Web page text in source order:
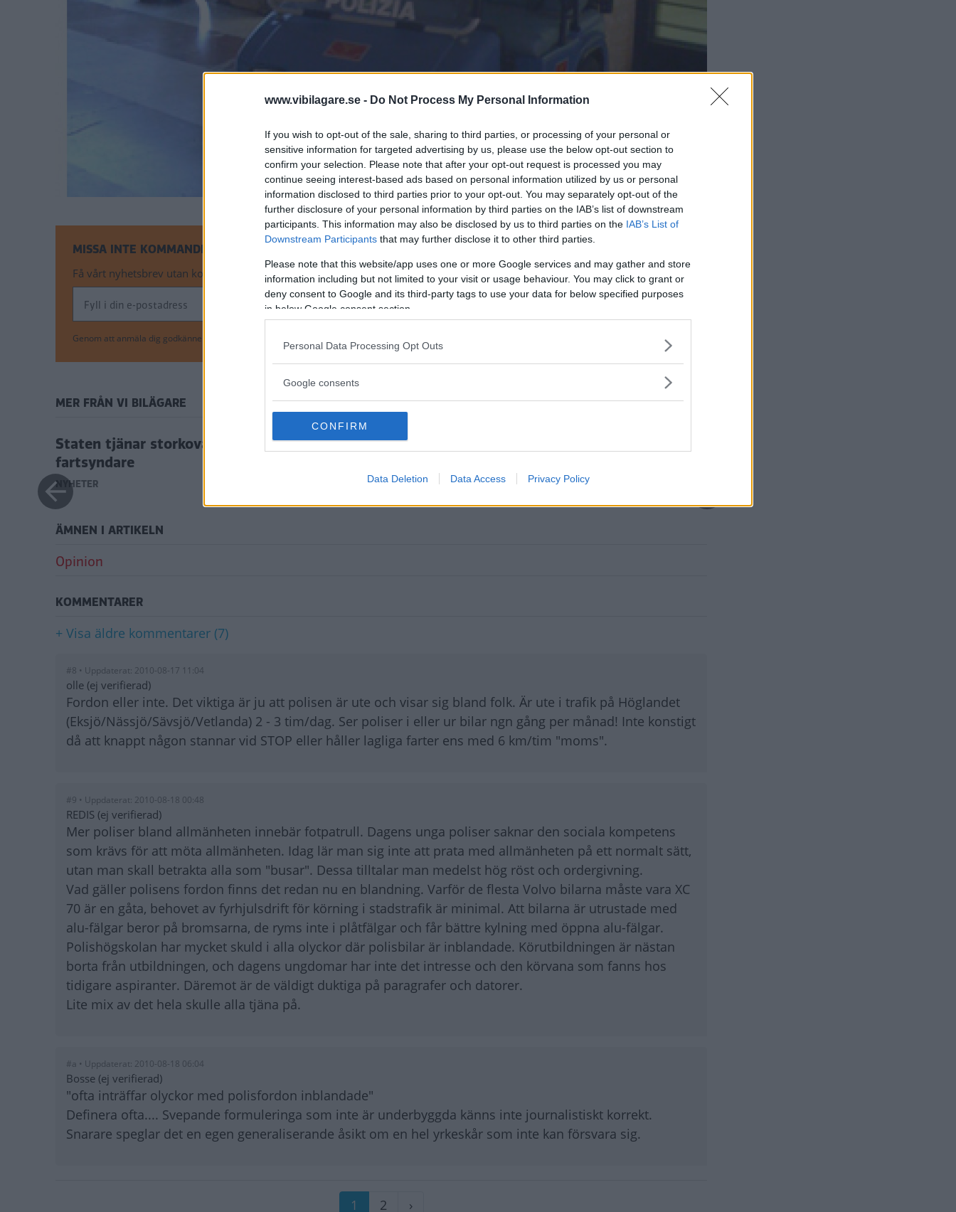
www.vibilagare.se - Do Not Process My Personal Information
If you wish to opt-out of the sale, sharing to third parties, or processing of your personal or
sensitive information for targeted advertising by us, please use the below opt-out section to
confirm your selection. Please note that after your opt-out request is processed you may
continue seeing interest-based ads based on personal information utilized by us or personal
information disclosed to third parties prior to your opt-out. You may separately opt-out of the
further disclosure of your personal information by third parties on the IAB’s list of downstream
participants. This information may also be disclosed by us to third parties on the IAB’s List of
Downstream Participants that may further disclose it to other third parties.
Please note that this website/app uses one or more Google services and may gather and store
information including but not limited to your visit or usage behaviour. You may click to grant or
deny consent to Google and its third-party tags to use your data for below specified purposes
in below Google consent section.
Personal Data Processing Opt Outs
Google consents
CONFIRM
Data Deletion Data Access Privacy Policy
MISSA INTE KOMMANDE ARTIKLAR OM OPINION
Få vårt nyhetsbrev utan kostnad
Genom att anmäla dig godkänner du OK-förlagets
MER FRÅN VI BILÄGARE
Staten tjänar storkovan på
fartsyndare
NYHETER
Så mycket kostar trafikbrotten dig
ÄMNEN I ARTIKELN
Opinion
KOMMENTARER
+ Visa äldre kommentarer (7)
#8 • Uppdaterat: 2010-08-17 11:04
olle (ej verifierad)
Fordon eller inte. Det viktiga är ju att polisen är ute och visar sig bland folk. Är ute i trafik på Höglandet
(Eksjö/Nässjö/Sävsjö/Vetlanda) 2 - 3 tim/dag. Ser poliser i eller ur bilar ngn gång per månad! Inte konstigt
då att knappt någon stannar vid STOP eller håller lagliga farter ens med 6 km/tim "moms".
#9 • Uppdaterat: 2010-08-18 00:48
REDIS (ej verifierad)
Mer poliser bland allmänheten innebär fotpatrull. Dagens unga poliser saknar den sociala kompetens
som krävs för att möta allmänheten. Idag lär man sig inte att prata med allmänheten på ett normalt sätt,
utan man skall betrakta alla som "busar". Dessa tilltalar man medelst hög röst och ordergivning.
Vad gäller polisens fordon finns det redan nu en blandning. Varför de flesta Volvo bilarna måste vara XC
70 är en gåta, behovet av fyrhjulsdrift för körning i stadstrafik är minimal. Att bilarna är utrustade med
alu-fälgar beror på bromsarna, de ryms inte i plåtfälgar och får bättre kylning med öppna alu-fälgar.
Polishögskolan har mycket skuld i alla olyckor där polisbilar är inblandade. Körutbildningen är nästan
borta från utbildningen, och dagens ungdomar har inte det intresse och den körvana som fanns hos
tidigare aspiranter. Däremot är de väldigt duktiga på paragrafer och datorer.
Lite mix av det hela skulle alla tjäna på.
#a • Uppdaterat: 2010-08-18 06:04
Bosse (ej verifierad)
"ofta inträffar olyckor med polisfordon inblandade"
Definera ofta.... Svepande formuleringa som inte är underbyggda känns inte journalistiskt korrekt.
Snarare speglar det en egen generaliserande åsikt om en hel yrkeskår som inte kan försvara sig.
Nuvarande
1 Sida
2
Nästa
›